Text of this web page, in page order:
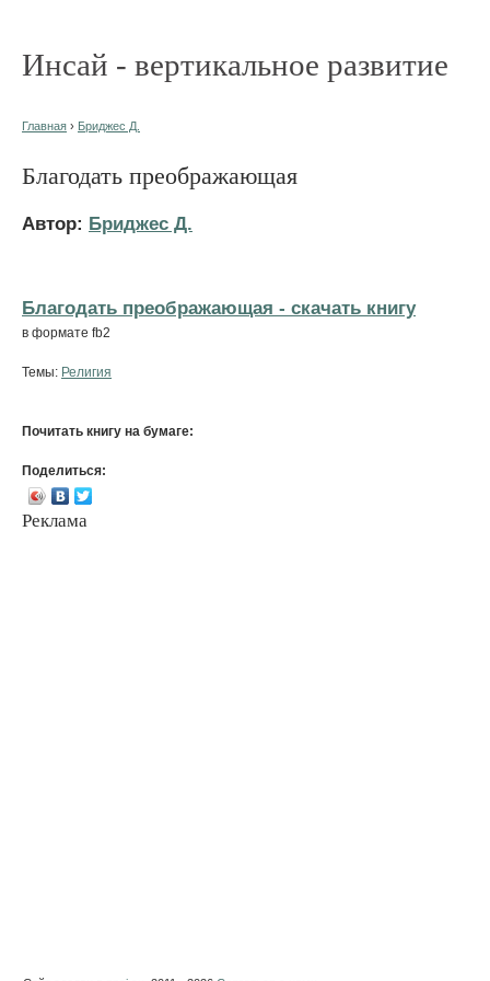
Инсай - вертикальное развитие
Главная › Бриджес Д.
Благодать преображающая
Автор: Бриджес Д.
Благодать преображающая - cкачать книгу
в формате fb2
Темы: Религия
Почитать книгу на бумаге:
Поделиться:
Реклама